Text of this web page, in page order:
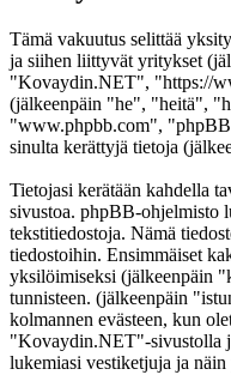
Tämä vakuutus selittää
ja siihen liittyvät yritykset
"Kovaydin.NET", "https://
(jälkeenpäin "he", "heitä",
"www.phpbb.com",
sinulta kerättyjä tietoja
Tietojasi kerätään kahdella
sivustoa. phpBB-ohjelmisto
tekstitiedostoja. Nämä
tiedostoihin. Ensimmäiset
yksilöimiseksi (jälkeenpäin
tunnisteen. (jälkeenpäin
kolmannen evästeen, kun
"Kovaydin.NET"-sivustolla
lukemiasi vestiketjuja ja